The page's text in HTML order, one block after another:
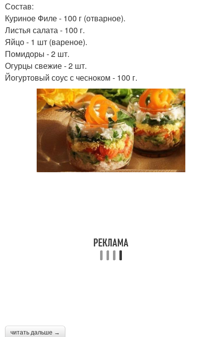
Состав:
Куриное Филе - 100 г (отварное).
Листья салата - 100 г.
Яйцо - 1 шт (вареное).
Помидоры - 2 шт.
Огурцы свежие - 2 шт.
Йогуртовый соус с чесноком - 100 г.
читать дальше →